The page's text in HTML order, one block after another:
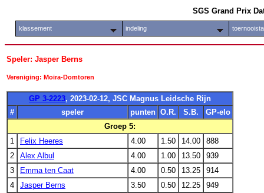
SGS Grand Prix
klassement indeling
Speler: Jasper Berns
Vereniging: Moira-Domtoren
GP 3-2223, 2023-02-12, JSC Magnus Leidsche Rijn
#
speler punten O.R. S.B.
GP-elo
Groep 5:
1
Felix Heeres 4.00 1.50 14.00
888
2
Alex Albul 4.00 1.00 13.50
939
3
Emma ten Caat 4.00 0.50 13.25
914
4
Jasper Berns 3.50 0.50 12.25
949